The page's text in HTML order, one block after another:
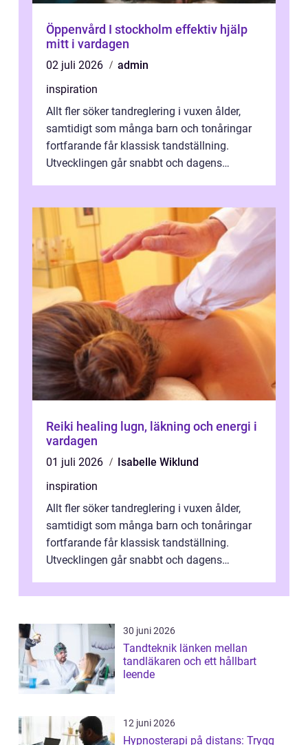
Öppenvård I stockholm effektiv hjälp
mitt i vardagen
02 juli 2026
admin
inspiration
Allt fler söker tandreglering i vuxen ålder,
samtidigt som många barn och tonåringar
fortfarande får klassisk tandställning.
Utvecklingen går snabbt och dagens
Reiki healing lugn, läkning och energi i
vardagen
01 juli 2026
Isabelle Wiklund
inspiration
Allt fler söker tandreglering i vuxen ålder,
samtidigt som många barn och tonåringar
fortfarande får klassisk tandställning.
Utvecklingen går snabbt och dagens
30 juni 2026
Tandteknik länken mellan
tandläkaren och ett hållbart
leende
12 juni 2026
Hypnosterapi på distans: Trygg